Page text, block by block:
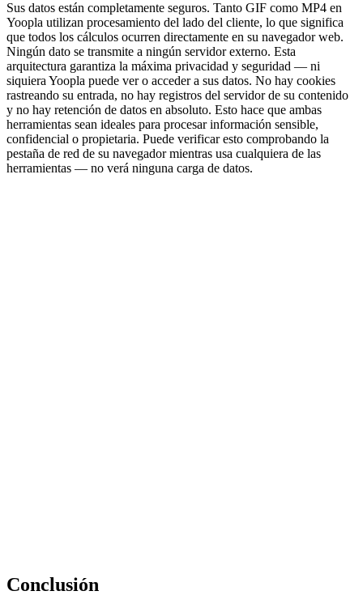
Sus datos están completamente seguros. Tanto GIF como MP4 en
Yoopla utilizan procesamiento del lado del cliente, lo que significa
que todos los cálculos ocurren directamente en su navegador web.
Ningún dato se transmite a ningún servidor externo. Esta
arquitectura garantiza la máxima privacidad y seguridad — ni
siquiera Yoopla puede ver o acceder a sus datos. No hay cookies
rastreando su entrada, no hay registros del servidor de su contenido
y no hay retención de datos en absoluto. Esto hace que ambas
herramientas sean ideales para procesar información sensible,
confidencial o propietaria. Puede verificar esto comprobando la
pestaña de red de su navegador mientras usa cualquiera de las
herramientas — no verá ninguna carga de datos.
Conclusión